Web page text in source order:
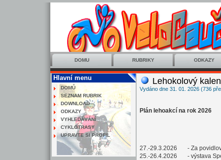
DOMU RUBRIKY ODKAZY
Hlavní menu
DOMŮ
SEZNAM RUBRIK
DOWNLOAD
ODKAZY
VYHLEDÁVÁNÍ
CYKLOTRASY
UPRAVTE SI PROFIL
Lehokolový
Vydáno dne 31. 01. 2026 (736
Plán lehoakcí na rok 2026
27.-29.3.2026 - Za
25.-26.4.2026 - výstava